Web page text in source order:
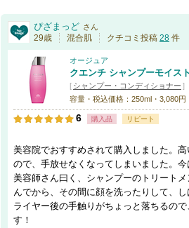
ぴざまっど さん
29歳 混合肌 クチコミ投稿 28 件
オージュア
クエンチ シャンプーモイスト
[ シャンプー・コンディショナー ]
容量・税込価格：250ml・3,080円
6 購入品 リピート
美容院でおすすめされて購入しました。
ので、手放せなくなってしまいました。
美容師さん曰く、シャンプーのトリート
んでから、その間に顔を洗ったりして、
ライヤー後の手触りがちょっと落ちるの
す！